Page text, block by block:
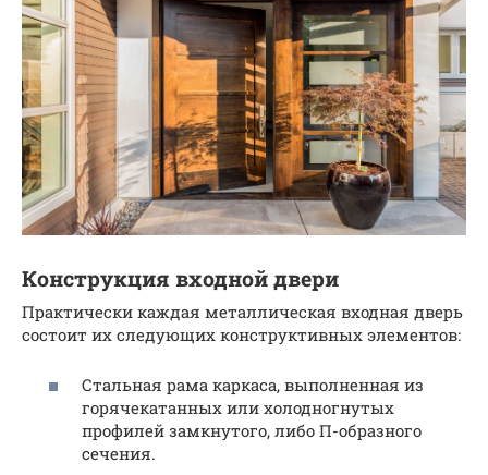
Конструкция входной двери
Практически каждая металлическая входная дверь
состоит их следующих конструктивных элементов:
Стальная рама каркаса, выполненная из
горячекатанных или холодногнутых
профилей замкнутого, либо П-образного
сечения.